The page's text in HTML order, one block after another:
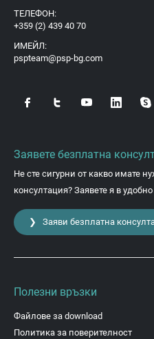
ТЕЛЕФОН:
+359 (2) 439 40 70
ИМЕЙЛ:
pspteam@psp-bg.com
Заявете безплатна
Не сте сигурни от какво имате
консултация? Заявете я в
❯ Заяви безплатна
Полезни връзки
Файлове за download
Политика за поверителност